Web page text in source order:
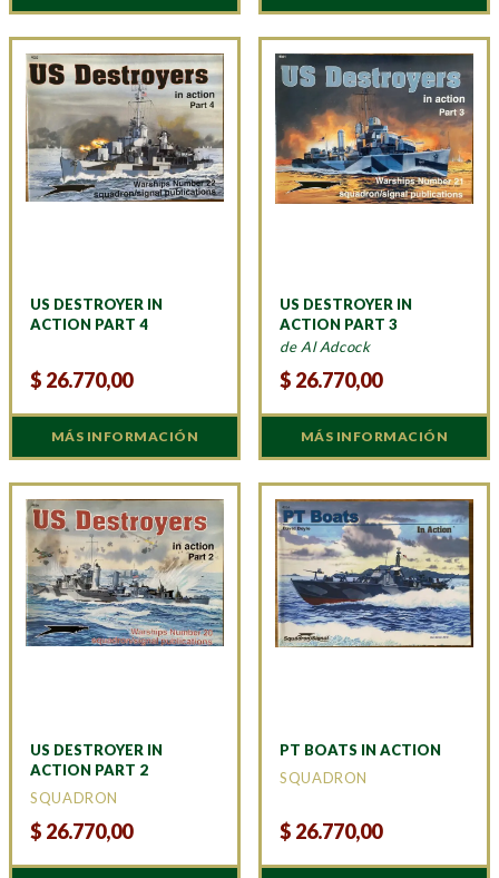
US DESTROYER IN
ACTION PART 4
$ 26.770,00
MÁS INFORMACIÓN
US DESTROYER IN
ACTION PART 3
de Al Adcock
$ 26.770,00
MÁS INFORMACIÓN
US DESTROYER IN
ACTION PART 2
SQUADRON
$ 26.770,00
PT BOATS IN ACTION
SQUADRON
$ 26.770,00